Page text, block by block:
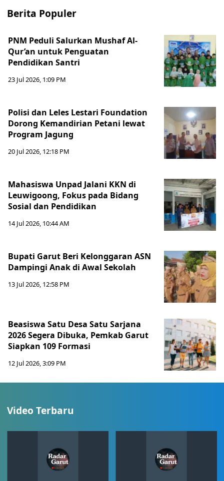
Berita Populer
PNM Peduli Salurkan Mushaf Al-
Qur’an untuk Penguatan
Pendidikan Santri
23 Jul 2026, 1:09 PM
Polisi dan Leles Lestari Foundation
Dorong Kemandirian Petani lewat
Program Jagung
20 Jul 2026, 12:18 PM
Mahasiswa Unpad Jalani KKN di
Leuwigoong, Fokus pada Bidang
Sosial dan Pendidikan
14 Jul 2026, 10:44 AM
Bupati Garut Beri Kelonggaran ASN
Dampingi Anak di Awal Sekolah
13 Jul 2026, 12:58 PM
Beasiswa Satu Desa Satu Sarjana
2026 Segera Dibuka, Pemkab Garut
Siapkan 109 Formasi
12 Jul 2026, 3:09 PM
Video Terbaru